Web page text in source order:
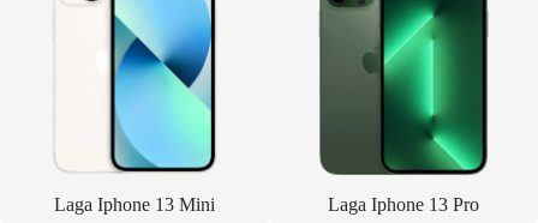
Laga Iphone 13 Mini Laga Iphone 13 Pro